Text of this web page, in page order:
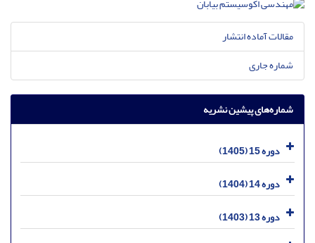
مقالات آماده انتشار
شماره جاری
شماره‌های پیشین نشریه
دوره 15 (1405)
دوره 14 (1404)
دوره 13 (1403)